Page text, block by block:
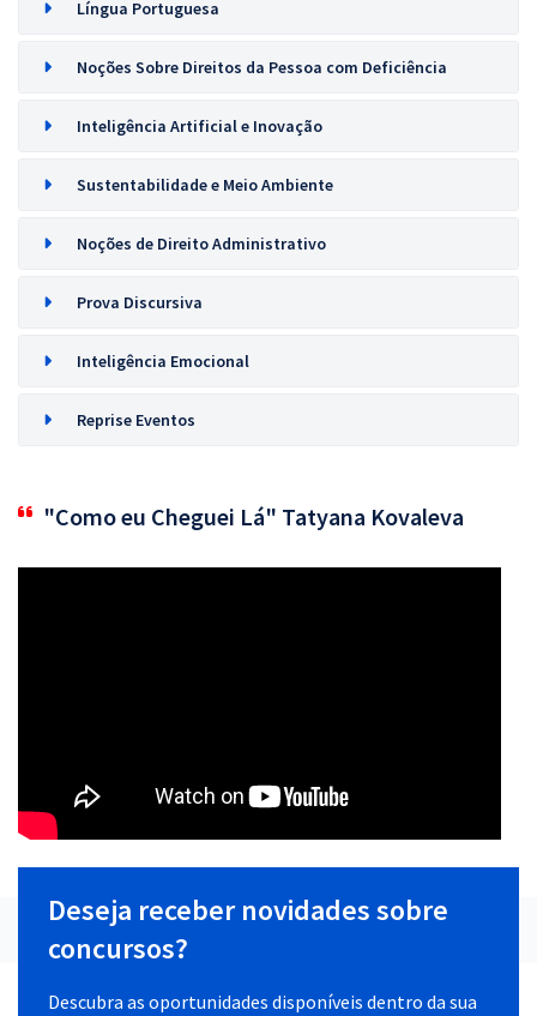
Língua Portuguesa
Noções Sobre Direitos da Pessoa com Deficiência
Inteligência Artificial e Inovação
Sustentabilidade e Meio Ambiente
Noções de Direito Administrativo
Prova Discursiva
Inteligência Emocional
Reprise Eventos
"Como eu Cheguei Lá" Tatyana Kovaleva
Deseja receber novidades sobre
concursos?
Descubra as oportunidades disponíveis dentro da sua